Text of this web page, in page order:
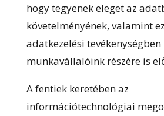
hogy tegyenek eleget az
követelményének, valamint
adatkezelési tevékenységben
munkavállalóink részére is
A fentiek keretében az
információtechnológiai